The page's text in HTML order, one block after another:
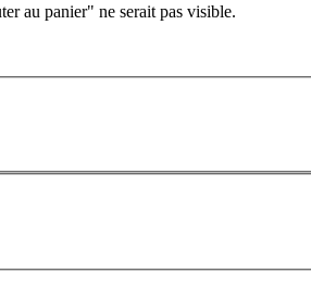
au panier" ne serait pas visible.